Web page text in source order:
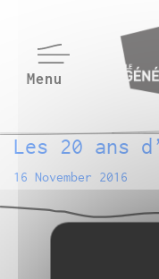
Les 20 ans
16 November 2016